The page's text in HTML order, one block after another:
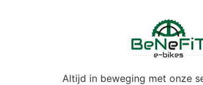
Altijd in beweging met onze